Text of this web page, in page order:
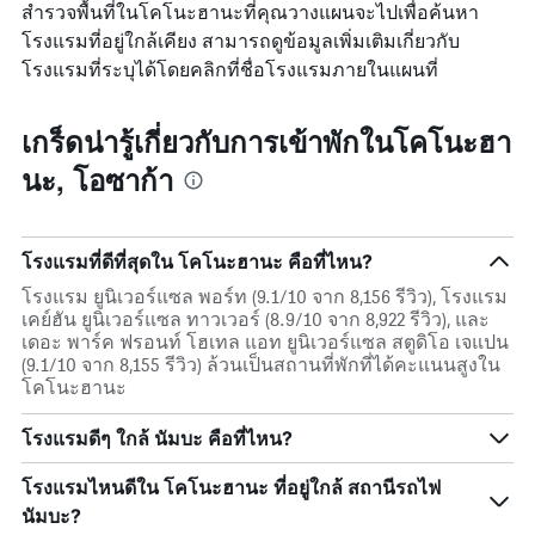
สำรวจพื้นที่ในโคโนะฮานะที่คุณวางแผนจะไปเพื่อค้นหา
โรงแรมที่อยู่ใกล้เคียง สามารถดูข้อมูลเพิ่มเติมเกี่ยวกับ
โรงแรมที่ระบุได้โดยคลิกที่ชื่อโรงแรมภายในแผนที่
เกร็ดน่ารู้เกี่ยวกับการเข้าพักในโคโนะฮา
นะ, โอซาก้า
โรงแรมที่ดีที่สุดใน โคโนะฮานะ คือที่ไหน?
โรงแรม ยูนิเวอร์แซล พอร์ท (9.1/10 จาก 8,156 รีวิว), โรงแรม
เคย์ฮัน ยูนิเวอร์แซล ทาวเวอร์ (8.9/10 จาก 8,922 รีวิว), และ
เดอะ พาร์ค ฟรอนท์ โฮเทล แอท ยูนิเวอร์แซล สตูดิโอ เจแปน
(9.1/10 จาก 8,155 รีวิว) ล้วนเป็นสถานที่พักที่ได้คะแนนสูงใน
โคโนะฮานะ
โรงแรมดีๆ ใกล้ นัมบะ คือที่ไหน?
โรงแรมไหนดีใน โคโนะฮานะ ที่อยู่ใกล้ สถานีรถไฟ
นัมบะ?